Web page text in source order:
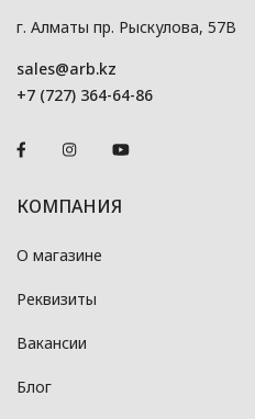
г. Алматы пр. Рыскулова, 57В
sales@arb.kz
+7 (727) 364-64-86
КОМПАНИЯ
О магазине
Реквизиты
Вакансии
Блог